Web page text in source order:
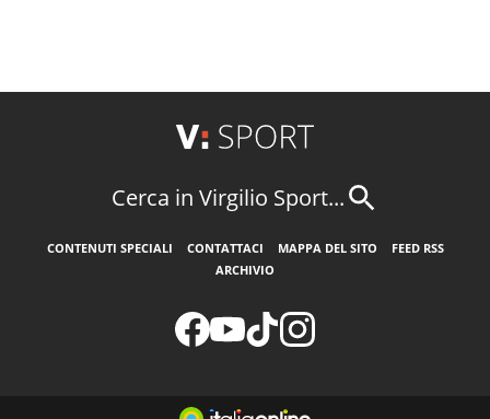
Cerca in Virgilio Sport...
CONTENUTI SPECIALI CONTATTACI MAPPA DEL SITO
FEED RSS
ARCHIVIO